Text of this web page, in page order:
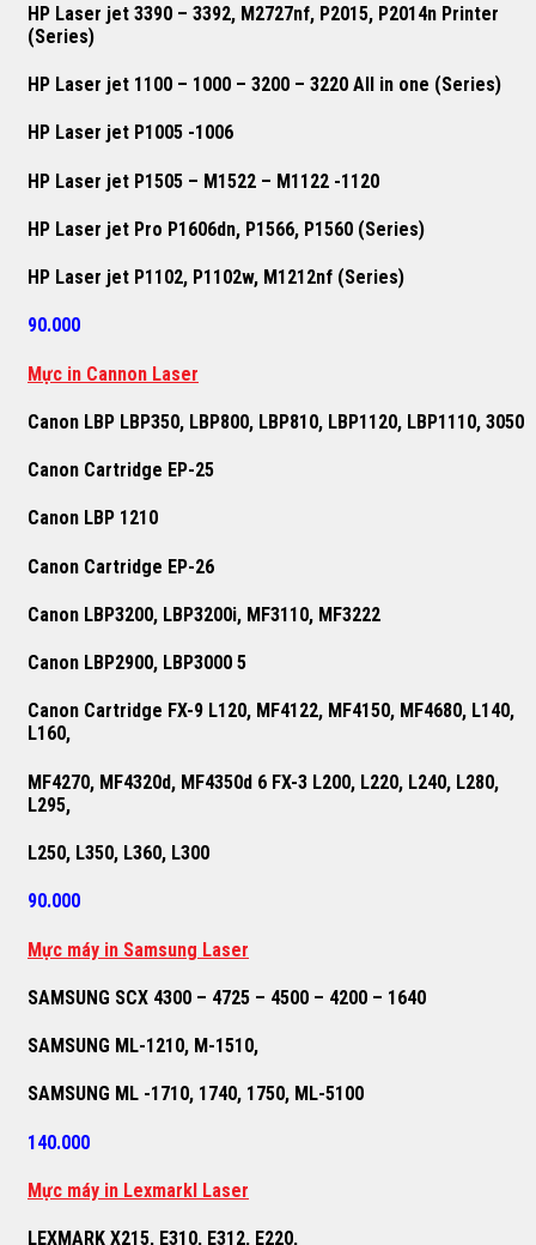
HP Laser jet 3390 – 3392, M2727nf, P2015, P2014n Printer
(Series)
HP Laser jet 1100 – 1000 – 3200 – 3220 All in one (Series)
HP Laser jet P1005 -1006
HP Laser jet P1505 – M1522 – M1122 -1120
HP Laser jet Pro P1606dn, P1566, P1560 (Series)
HP Laser jet P1102, P1102w, M1212nf (Series)
90.000
Mực in Cannon Laser
Canon LBP LBP350, LBP800, LBP810, LBP1120, LBP1110, 3050
Canon Cartridge EP-25
Canon LBP 1210
Canon Cartridge EP-26
Canon LBP3200, LBP3200i, MF3110, MF3222
Canon LBP2900, LBP3000 5
Canon Cartridge FX-9 L120, MF4122, MF4150, MF4680, L140,
L160,
MF4270, MF4320d, MF4350d 6 FX-3 L200, L220, L240, L280,
L295,
L250, L350, L360, L300
90.000
Mực máy in Samsung Laser
SAMSUNG SCX 4300 – 4725 – 4500 – 4200 – 1640
SAMSUNG ML-1210, M-1510,
SAMSUNG ML -1710, 1740, 1750, ML-5100
140.000
Mực máy in Lexmarkl Laser
LEXMARK X215, E310, E312, E220,